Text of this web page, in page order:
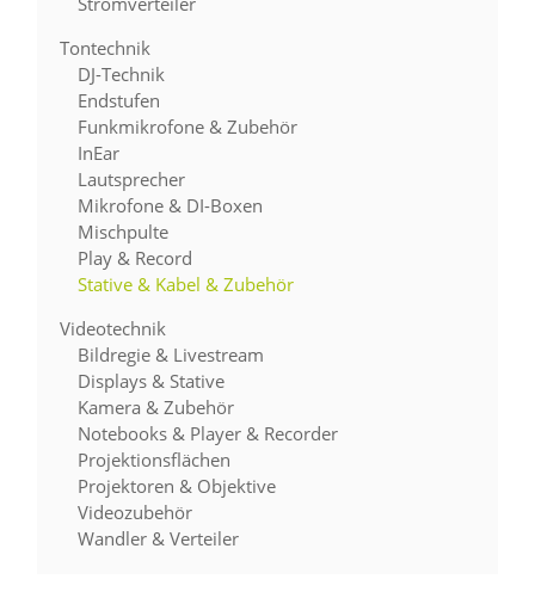
Tontechnik
DJ-Technik
Endstufen
Funkmikrofone & Zubehör
InEar
Lautsprecher
Mikrofone & DI-Boxen
Mischpulte
Play & Record
Stative & Kabel & Zubehör
Videotechnik
Bildregie & Livestream
Displays & Stative
Kamera & Zubehör
Notebooks & Player & Recorder
Projektionsflächen
Projektoren & Objektive
Videozubehör
Wandler & Verteiler